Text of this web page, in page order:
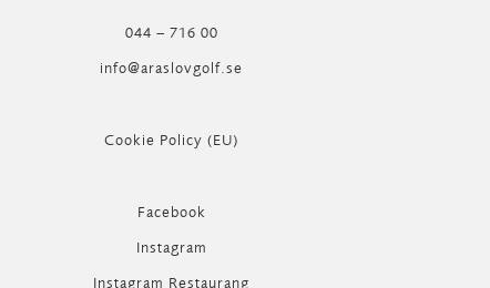
044 – 716 00
info@araslovgolf.se
Cookie Policy (EU)
Facebook
Instagram
Instagram Restaurang